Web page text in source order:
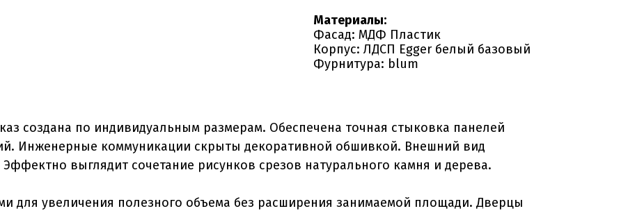
Материалы:
Фасад: МДФ Пластик
Корпус: ЛДСП Egger белый базовый
Фурнитура: blum
создана по индивидуальным размерам. Обеспечена точная стыковка панелей
Инженерные коммуникации скрыты декоративной обшивкой. Внешний вид
выглядит сочетание рисунков срезов натурального камня и дерева.
для увеличения полезного объема без расширения занимаемой площади. Дверцы